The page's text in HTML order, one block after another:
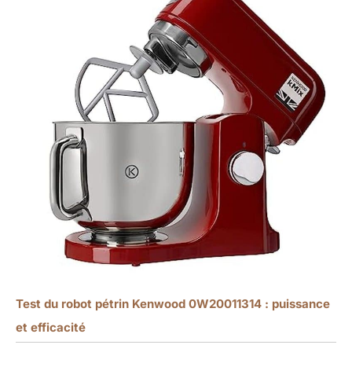
Test du robot pétrin Kenwood 0W20011314 : puissance
et efficacité